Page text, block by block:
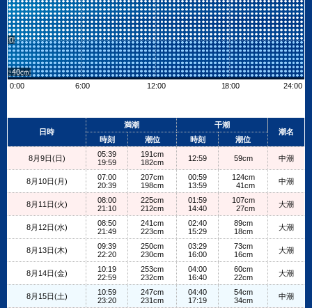
0
-40
0:00
6:00 12:00 18:00 24:00
+
日時
満潮
干潮
潮名
時刻
潮位 時刻 潮位
8月9日(日)
05:39
19:59
191cm
182cm
12:59 59cm 中潮
8月10日(月)
07:00
20:39
207cm
198cm
00:59
13:59
124cm
41cm
中潮
8月11日(火)
08:00
21:10
225cm
212cm
01:59
14:40
107cm
27cm
大潮
8月12日(水)
08:50
21:49
241cm
223cm
02:40
15:29
89cm
18cm
大潮
8月13日(木)
09:39
22:20
250cm
230cm
03:29
16:00
73cm
16cm
大潮
8月14日(金)
10:19
22:59
253cm
232cm
04:00
16:40
60cm
22cm
大潮
8月15日(土)
10:59
23:20
247cm
231cm
04:40
17:19
54cm
34cm
中潮